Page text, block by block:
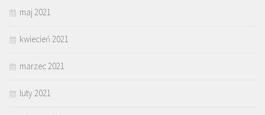
maj 2021
kwiecień 2021
marzec 2021
luty 2021